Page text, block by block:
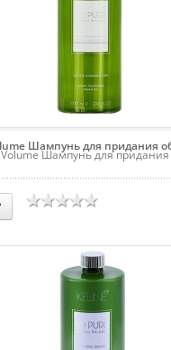
Volume Шампунь для
Шампунь для придания